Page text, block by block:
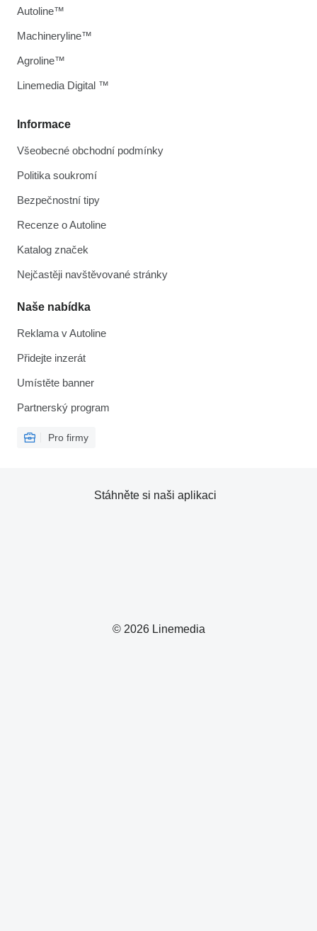
Informace
Všeobecné obchodní podmínky
Politika soukromí
Bezpečnostní tipy
Recenze o Autoline
Katalog značek
Nejčastěji navštěvované stránky
Naše nabídka
Reklama v Autoline
Přidejte inzerát
Umístěte banner
Partnerský program
Pro firmy
Autoline™
Machineryline™
Agroline™
Linemedia Digital ™
© 2026 Linemedia
Stáhněte si naši aplikaci